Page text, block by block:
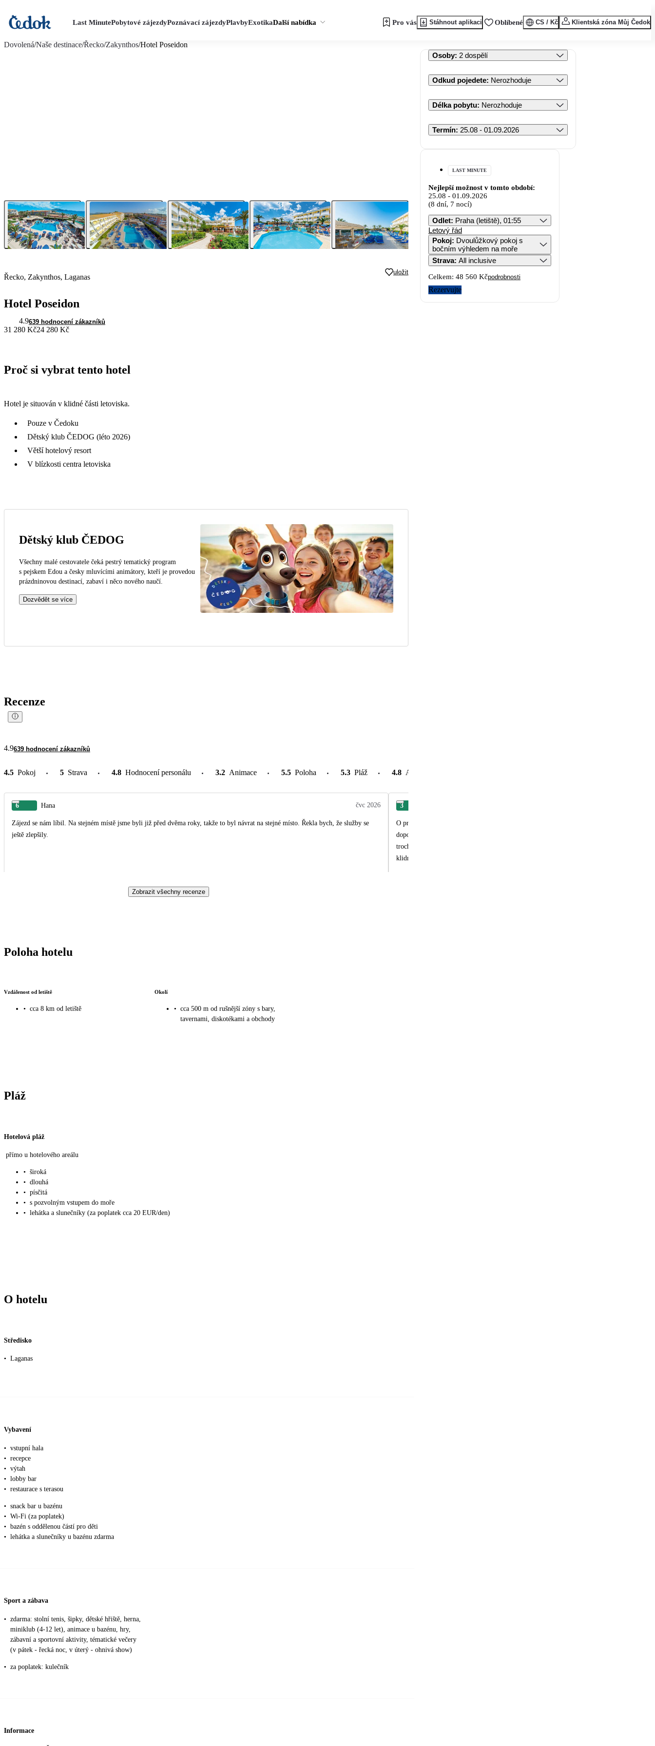
Last MinutePobytové zájezdyPoznávací zájezdyPlavbyExotikaDalší nabídka Pro vás Stáhnout aplikaci Oblíbené CS / Kč Klientská zóna Můj Čedok
Dovolená/Naše destinace/Řecko/Zakynthos/Hotel Poseidon
Řecko, Zakynthos, Laganas
uložit
Hotel Poseidon
4.9639 hodnocení zákazníků
31 280 Kč24 280 Kč
Proč si vybrat tento hotel
Hotel je situován v klidné části letoviska.
Pouze v Čedoku
Dětský klub ČEDOG (léto 2026)
Větší hotelový resort
V blízkosti centra letoviska
Dětský klub ČEDOG
Všechny malé cestovatele čeká pestrý tematický program
s pejskem Edou a česky mluvícími animátory, kteří je provedou
prázdninovou destinací, zabaví i něco nového naučí.
Dozvědět se více
Recenze
4.9639 hodnocení zákazníků
4.5 Pokoj 5 Strava 4.8 Hodnocení personálu 3.2 Animace 5.5 Poloha 5.3 Pláž 4.8 Atrakce v okolí
6 Hana čvc 2026
Zájezd se nám líbil. Na stejném místě jsme byli již před dvěma roky, takže to byl návrat na stejné místo. Řekla bych, že služby se
ještě zlepšily.
3
O prázdninách byl v hotelu opravdu velký hluk, což jsem trochu očekávala, ale byly tam
doporučuji pro mladé lidi, kteří vyhledávají ruch barů a diskoték. Jídlo dle předchozích
trochu bylo pro nás spíše tedy zklamáním. Spíše taková česká strava než řecká..... Jinak
klidně hotel doporučím.
Zobrazit všechny recenze
Poloha hotelu
Vzdálenost od letiště
• cca 8 km od letiště
Okolí
• cca 500 m od rušnější zóny s bary,
tavernami, diskotékami a obchody
Pláž
Hotelová pláž
přímo u hotelového areálu
• široká
• dlouhá
• písčitá
• s pozvolným vstupem do moře
• lehátka a slunečníky (za poplatek cca 20 EUR/den)
O hotelu
Středisko
• Laganas
Vybavení
• vstupní hala
• recepce
• výtah
• lobby bar
• restaurace s terasou
• snack bar u bazénu
• Wi-Fi (za poplatek)
• bazén s oddělenou částí pro děti
• lehátka a slunečníky u bazénu zdarma
Sport a zábava
• zdarma: stolní tenis, šipky, dětské hřiště, herna,
miniklub (4-12 let), animace u bazénu, hry,
zábavní a sportovní aktivity, tématické večery
(v pátek - řecká noc, v úterý - ohnivá show)
• za poplatek: kulečník
Informace
Osoby: 2 dospělí
Odkud pojedete: Nerozhoduje
Délka pobytu: Nerozhoduje
Termín: 25.08 - 01.09.2026
LAST MINUTE
Nejlepší možnost v tomto období:
25.08 - 01.09.2026
(8 dní, 7 nocí)
Odlet: Praha (letiště), 01:55
Letový řád
Pokoj: Dvoulůžkový pokoj s
bočním výhledem na moře
Strava: All inclusive
Celkem: 48 560 Kčpodrobnosti
Rezervujte